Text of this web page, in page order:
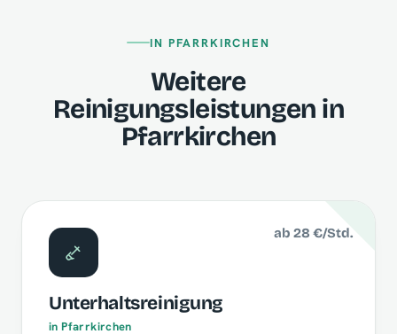
IN PFARRKIRCHEN
Weitere
Reinigungsleistungen in
Pfarrkirchen
ab 28 €/Std.
Unterhaltsreinigung
in Pfarrkirchen